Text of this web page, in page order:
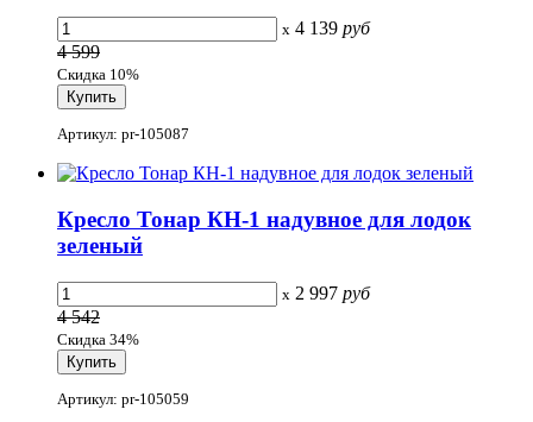
x 4 139 руб
4 599
Скидка 10%
Артикул: pr-105087
Кресло Тонар КН-1 надувное для лодок
зеленый
x 2 997 руб
4 542
Скидка 34%
Артикул: pr-105059